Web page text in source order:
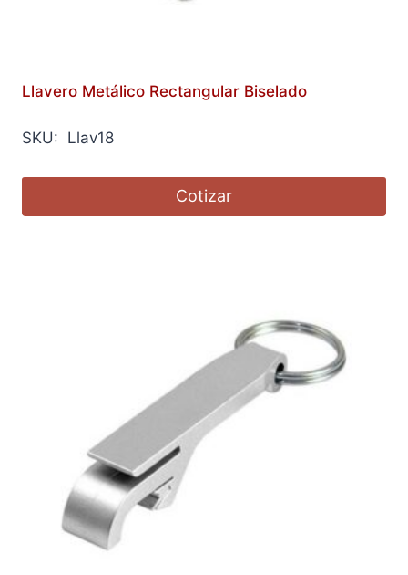
Llavero Metálico Rectangular Biselado
SKU: Llav18
Cotizar